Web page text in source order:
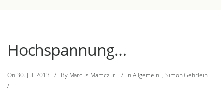
Hochspannung…
On 30. Juli 2013 / By Marcus Mamczur / In Allgemein , Simon Gehrlein
/